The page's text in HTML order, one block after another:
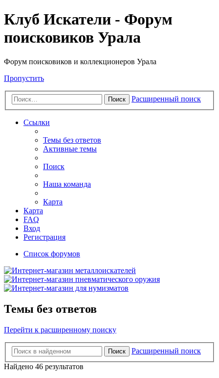
Клуб Искатели - Форум
поисковиков Урала
Форум поисковиков и коллекционеров Урала
Пропустить
Поиск Расширенный поиск
Ссылки
Темы без ответов
Активные темы
Поиск
Наша команда
Карта
Карта
FAQ
Вход
Регистрация
Список форумов
Темы без ответов
Перейти к расширенному поиску
Поиск
Расширенный поиск
Найдено 46 результатов